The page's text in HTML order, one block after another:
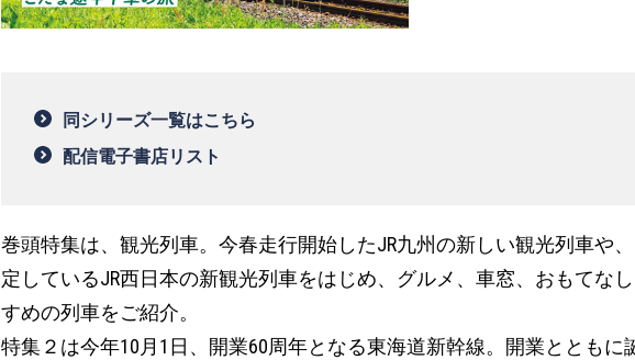
同シリーズ一覧はこちら
配信電子書店リスト
巻頭特集は、観光列車。今春走行開始したJR九州の新しい観光列車や
定しているJR西日本の新観光列車をはじめ、グルメ、車窓、おもてな
すめの列車をご紹介。
特集２は今年10月1日、開業60周年となる東海道新幹線。開業とともに